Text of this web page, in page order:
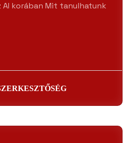
AI korában Mit tanulhatunk